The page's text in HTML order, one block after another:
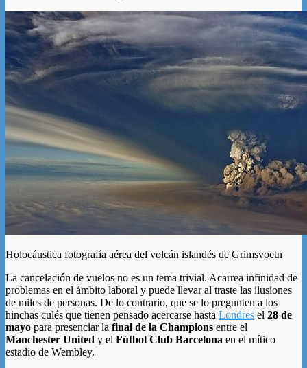
Holocáustica fotografía aérea del volcán islandés de Grimsvoetn
La cancelación de vuelos no es un tema trivial. Acarrea infinidad de
problemas en el ámbito laboral y puede llevar al traste las ilusiones
de miles de personas. De lo contrario, que se lo pregunten a los
hinchas culés que tienen pensado acercarse hasta Londres el 28 de
mayo para presenciar la final de la Champions entre el
Manchester United y el Fútbol Club Barcelona en el mítico
estadio de Wembley.